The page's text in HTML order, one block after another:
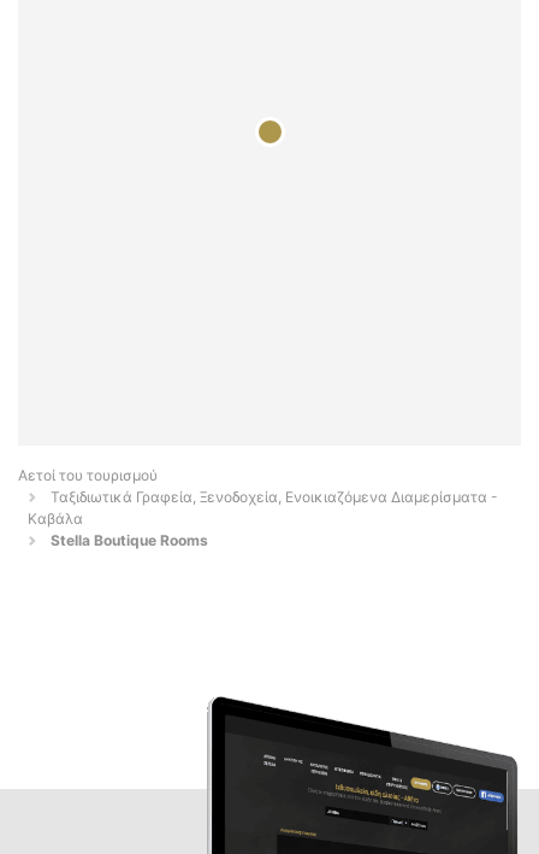
Αετοί του τουρισμού
Ταξιδιωτικά Γραφεία, Ξενοδοχεία, Ενοικιαζόμενα Διαμερίσματα -
Καβάλα
Stella Boutique Rooms